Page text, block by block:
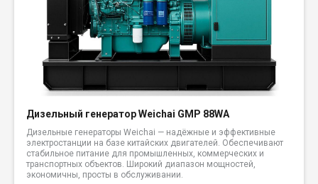
Дизельный генератор Weichai GMP 88WA
Дизельные генераторы Weichai — надёжные и эффективные
электростанции на базе китайских двигателей. Обеспечивают
стабильное питание для промышленных, коммерческих и
транспортных объектов. Широкий диапазон мощностей,
экономичны, просты в обслуживании.